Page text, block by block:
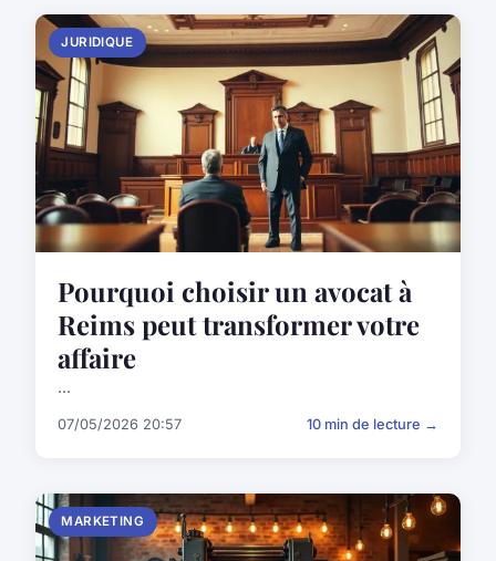
JURIDIQUE
Pourquoi choisir un avocat à
Reims peut transformer votre
affaire
...
07/05/2026 20:57 10 min de lecture →
MARKETING